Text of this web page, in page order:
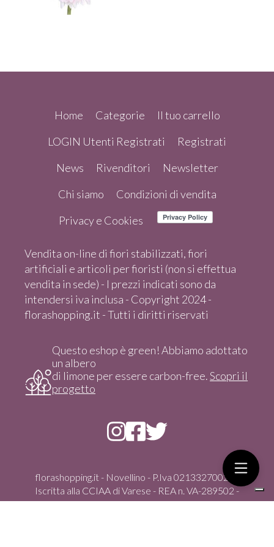
Home Categorie
Il tuo carrello
LOGIN Utenti Registrati
Registrati
News
Rivenditori
Newsletter
Chi siamo
Condizioni di vendita
Privacy e Cookies
Vendita on-line di fiori stabilizzati, fiori
artificiali e articoli per fioristi (non si effettua
vendita in sede) - I prezzi indicati sono da
intendersi iva inclusa - Copyright 2024 -
florashopping.it - Tutti i diritti riservati
Questo eshop è green! Abbiamo adottato
un albero
di limone per essere carbon-free.Scopri il
progetto
florashopping.it - Novellino - P.Iva 02133270021 -
Iscritta alla CCIAA di Varese - REA n. VA-289502 -
Copyright 2024 - Tutti i diritti riservati